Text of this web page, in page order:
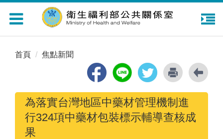
Toggle
navigation
首頁 焦點新聞
為落實台灣地區中藥材管理機制進
行324項中藥材包裝標示輔導查核成
果